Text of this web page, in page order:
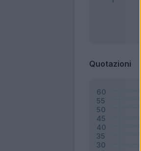
Quotazioni